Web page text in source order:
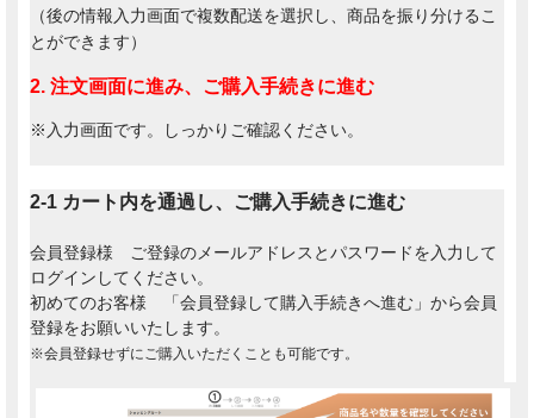
（後の情報入力画面で複数配送を選択し、商品を振り分けるこ
とができます）
2. 注文画面に進み、ご購入手続きに進む
※入力画面です。しっかりご確認ください。
2-1 カート内を通過し、ご購入手続きに進む
会員登録様 ご登録のメールアドレスとパスワードを入力して
ログインしてください。
初めてのお客様 「会員登録して購入手続きへ進む」から会員
登録をお願いいたします。
※会員登録せずにご購入いただくことも可能です。